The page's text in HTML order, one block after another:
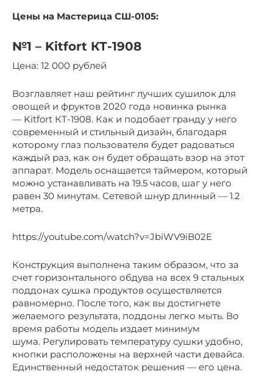
Цены на Мастерица СШ-0105:
№1 – Kitfort КТ-1908
Цена: 12 000 рублей
Возглавляет наш рейтинг лучших сушилок для
овощей и фруктов 2020 года новинка рынка
— Kitfort КТ-1908. Как и подобает гранду у него
современный и стильный дизайн, благодаря
которому глаз пользователя будет радоваться
каждый раз, как он будет обращать взор на этот
аппарат. Модель оснащается таймером, который
можно устанавливать на 19.5 часов, шаг у него
равен 30 минутам. Сетевой шнур длинный — 1.2
метра.
https://youtube.com/watch?v=JbiWV9iB02E
Конструкция выполнена таким образом, что за
счет горизонтального обдува на всех 9 стальных
поддонах сушка продуктов осуществляется
равномерно. После того, как вы достигнете
желаемого результата, поддоны легко мыть. Во
время работы модель издает минимум
шума. Регулировать температуру сушки удобно,
кнопки расположены на верхней части девайса.
Единственный недостаток решения — его цена.